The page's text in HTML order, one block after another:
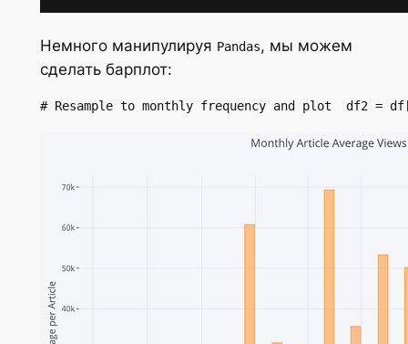
Немного манипулируя Pandas, мы можем
сделать барплот:
# Resample to monthly frequency and plot